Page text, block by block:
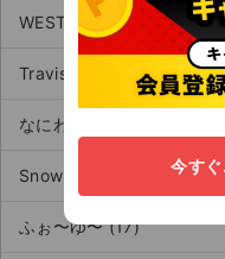
WEST.（ウエスト／旧ジ
Travis Japan（トラビス
なにわ男子 (226)
Snow Man（スノーマン）
ふぉ〜ゆ〜 (17)
今す